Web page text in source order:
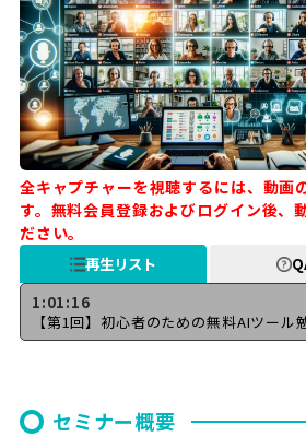
全キャプチャーを視聴するには、動画
す。無料会員登録およびログイン後、
ださい。
再生リスト
1:01:16
セミナー概要